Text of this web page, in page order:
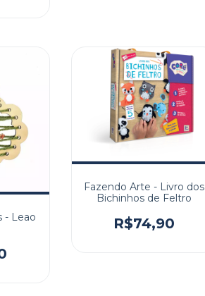
- Leao
Fazendo Arte - Livro dos
Bichinhos de Feltro
R$74,90